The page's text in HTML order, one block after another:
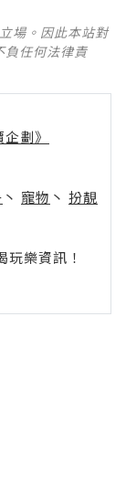
場。因此本站對
負任何法律責
劃》
丶 寵物 丶 扮靚
樂資訊！